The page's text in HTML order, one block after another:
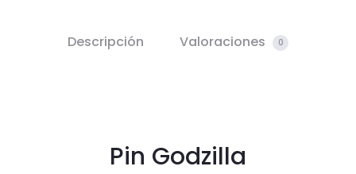
Descripción Valoraciones 0
Pin Godzilla